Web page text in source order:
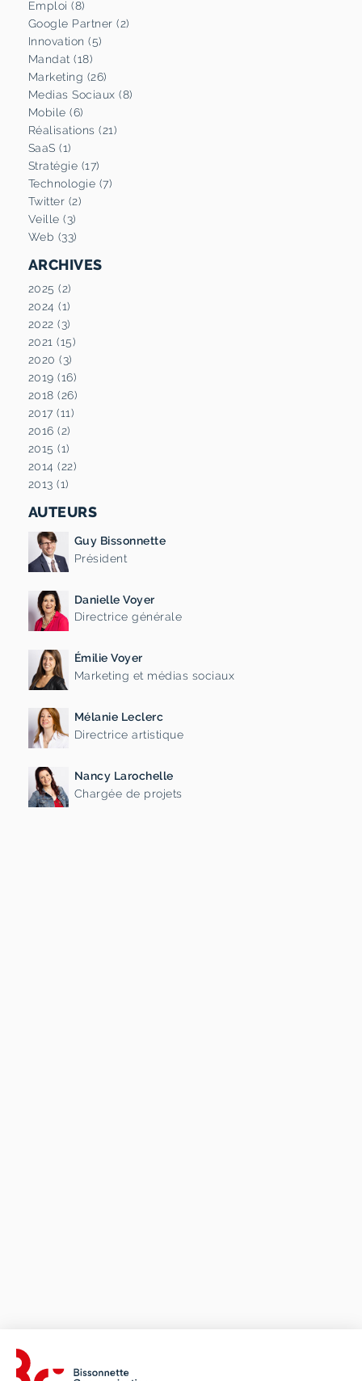
Emploi (8)
Google Partner (2)
Innovation (5)
Mandat (18)
Marketing (26)
Medias Sociaux (8)
Mobile (6)
Réalisations (21)
SaaS (1)
Stratégie (17)
Technologie (7)
Twitter (2)
Veille (3)
Web (33)
ARCHIVES
2025 (2)
2024 (1)
2022 (3)
2021 (15)
2020 (3)
2019 (16)
2018 (26)
2017 (11)
2016 (2)
2015 (1)
2014 (22)
2013 (1)
AUTEURS
Guy Bissonnette
Président
Danielle Voyer
Directrice générale
Émilie Voyer
Marketing et médias sociaux
Mélanie Leclerc
Directrice artistique
Nancy Larochelle
Chargée de projets